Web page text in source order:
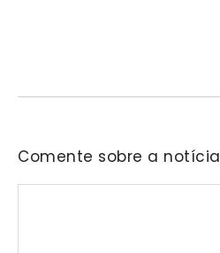
Comente sobre a notícia